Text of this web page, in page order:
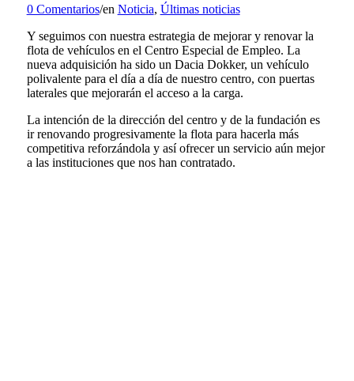
0 Comentarios/en Noticia, Últimas noticias
Y seguimos con nuestra estrategia de mejorar y renovar la
flota de vehículos en el Centro Especial de Empleo. La
nueva adquisición ha sido un Dacia Dokker, un vehículo
polivalente para el día a día de nuestro centro, con puertas
laterales que mejorarán el acceso a la carga.
La intención de la dirección del centro y de la fundación es
ir renovando progresivamente la flota para hacerla más
competitiva reforzándola y así ofrecer un servicio aún mejor
a las instituciones que nos han contratado.